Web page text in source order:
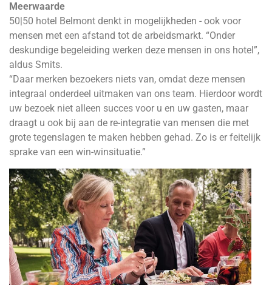
Meerwaarde
50|50 hotel Belmont denkt in mogelijkheden - ook voor
mensen met een afstand tot de arbeidsmarkt. “Onder
deskundige begeleiding werken deze mensen in ons hotel”,
aldus Smits.
“Daar merken bezoekers niets van, omdat deze mensen
integraal onderdeel uitmaken van ons team. Hierdoor wordt
uw bezoek niet alleen succes voor u en uw gasten, maar
draagt u ook bij aan de re-integratie van mensen die met
grote tegenslagen te maken hebben gehad. Zo is er feitelijk
sprake van een win-winsituatie.”